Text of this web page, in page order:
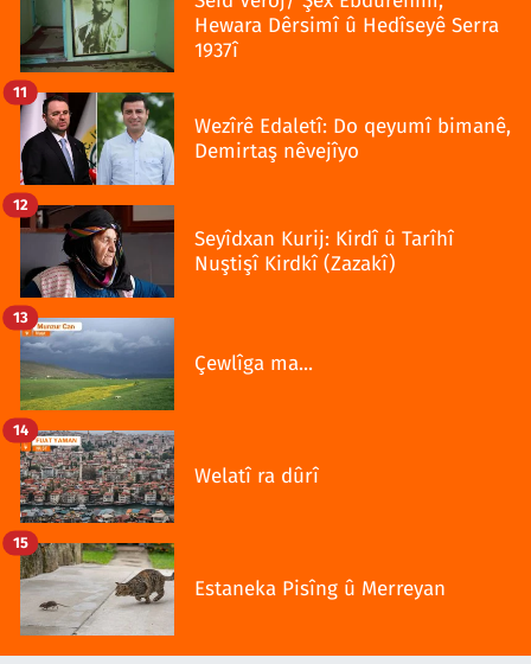
Hewara Dêrsimî û Hedîseyê Serra
1937î
Wezîrê Edaletî: Do qeyumî bimanê,
Demirtaş nêvejîyo
11
Seyîdxan Kurij: Kirdî û Tarîhî
Nuştişî Kirdkî (Zazakî)
12
Çewlîga ma...
13
Welatî ra dûrî
14
Estaneka Pisîng û Merreyan
15